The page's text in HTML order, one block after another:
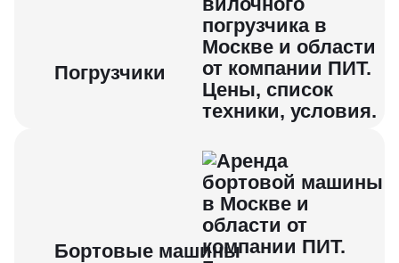
Погрузчики
Бортовые машины